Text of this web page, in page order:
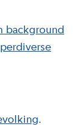
background